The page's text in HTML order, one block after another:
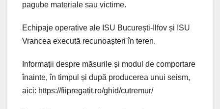
pagube materiale sau victime.
Echipaje operative ale ISU București-Ilfov și ISU
Vrancea execută recunoașteri în teren.
Informații despre măsurile și modul de comportare
înainte, în timpul și după producerea unui seism,
aici: https://fiipregatit.ro/ghid/cutremur/